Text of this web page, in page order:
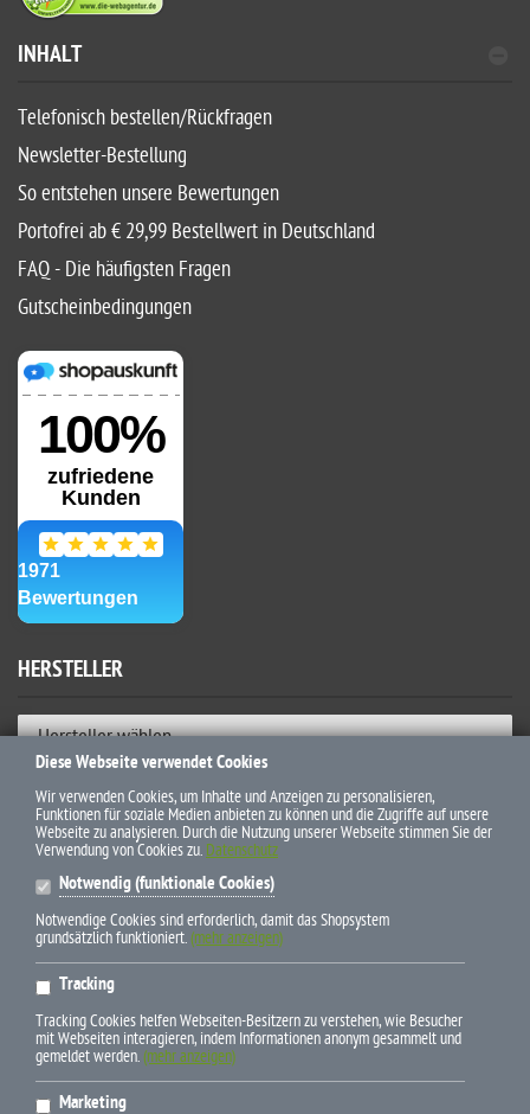
INHALT
Telefonisch bestellen/Rückfragen
Newsletter-Bestellung
So entstehen unsere Bewertungen
Portofrei ab € 29,99 Bestellwert in Deutschland
FAQ - Die häufigsten Fragen
Gutscheinbedingungen
HERSTELLER
Hersteller wählen
ZAHLUNGSWEISEN
* Alle Preise inkl. gesetzl. Mehrwertsteuer zzgl. Versandkosten und
ggf. Nachnahmegebühren, wenn nicht anders beschrieben
Diese Webseite verwendet Cookies
Wir verwenden Cookies, um Inhalte und Anzeigen zu personalisieren,
Funktionen für soziale Medien anbieten zu können und die Zugriffe auf unsere
Webseite zu analysieren. Durch die Nutzung unserer Webseite stimmen Sie der
Verwendung von Cookies zu. Datenschutz
Notwendig (funktionale Cookies)
Notwendige Cookies sind erforderlich, damit das Shopsystem
grundsätzlich funktioniert.(mehr anzeigen)
Tracking
Tracking Cookies helfen Webseiten-Besitzern zu verstehen, wie Besucher
mit Webseiten interagieren, indem Informationen anonym gesammelt und
gemeldet werden.(mehr anzeigen)
Marketing